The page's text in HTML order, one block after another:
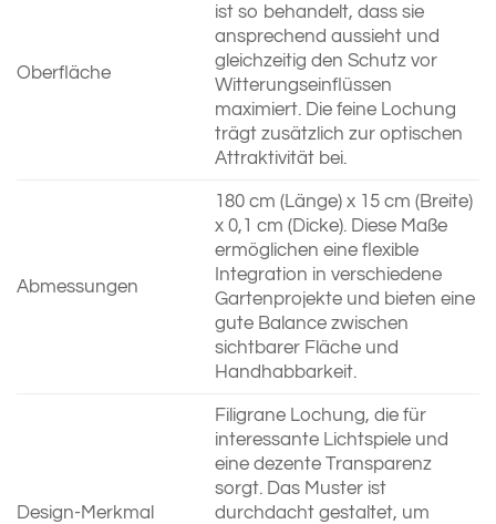
Oberfläche
ist so behandelt, dass sie
ansprechend aussieht und
gleichzeitig den Schutz vor
Witterungseinflüssen
maximiert. Die feine Lochung
trägt zusätzlich zur optischen
Attraktivität bei.
Abmessungen
180 cm (Länge) x 15 cm (Breite)
x 0,1 cm (Dicke). Diese Maße
ermöglichen eine flexible
Integration in verschiedene
Gartenprojekte und bieten eine
gute Balance zwischen
sichtbarer Fläche und
Handhabbarkeit.
Design-Merkmal
Filigrane Lochung, die für
interessante Lichtspiele und
eine dezente Transparenz
sorgt. Das Muster ist
durchdacht gestaltet, um